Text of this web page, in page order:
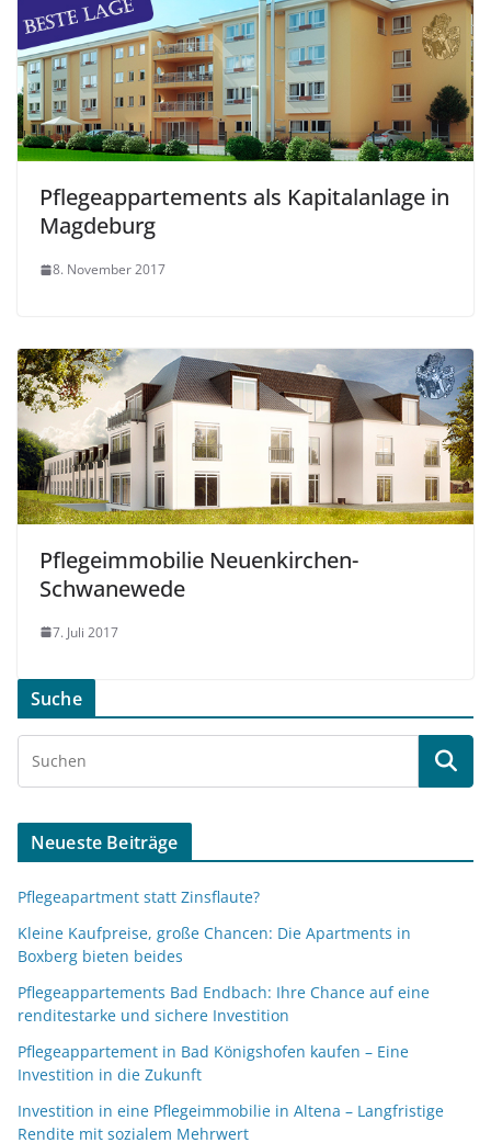
Pflegeappartements als Kapitalanlage in
Magdeburg
8. November 2017
Pflegeimmobilie Neuenkirchen-
Schwanewede
7. Juli 2017
Suche
Neueste Beiträge
Pflegeapartment statt Zinsflaute?
Kleine Kaufpreise, große Chancen: Die Apartments in
Boxberg bieten beides
Pflegeappartements Bad Endbach: Ihre Chance auf eine
renditestarke und sichere Investition
Pflegeappartement in Bad Königshofen kaufen – Eine
Investition in die Zukunft
Investition in eine Pflegeimmobilie in Altena – Langfristige
Rendite mit sozialem Mehrwert